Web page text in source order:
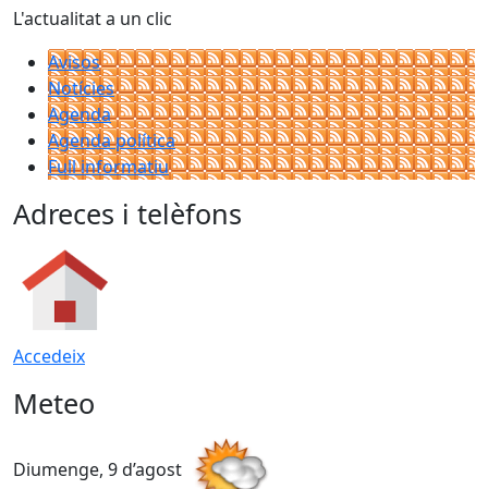
L'actualitat a un clic
Avisos
Notícies
Agenda
Agenda política
Full informatiu
Adreces i telèfons
Accedeix
Meteo
Diumenge, 9 d’agost